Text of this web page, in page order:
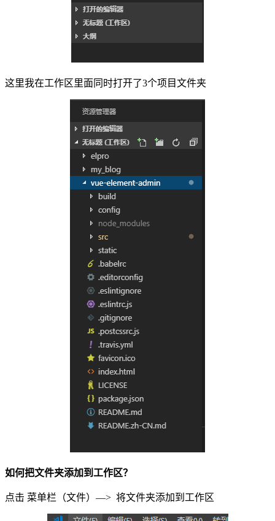
这里我在工作区里面同时打开了3个项目文件夹
如何把文件夹添加到工作区？
点击 菜单栏（文件）—> 将文件夹添加到工作区